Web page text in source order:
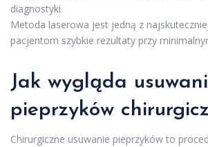
diagnostyki.
Metoda laserowa jest jedną z
pacjentom szybkie rezultaty przy
Jak wygląda
pieprzyków
Chirurgiczne usuwanie pieprzyków to